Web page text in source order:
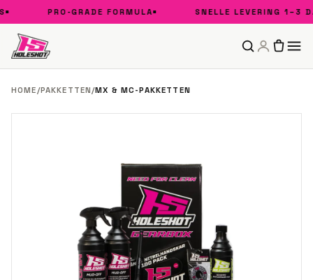
PRO-GRADE FORMULA SNELLE LEVERING 1–3
HOME/PAKKETTEN/MX & MC-PAKKETTEN